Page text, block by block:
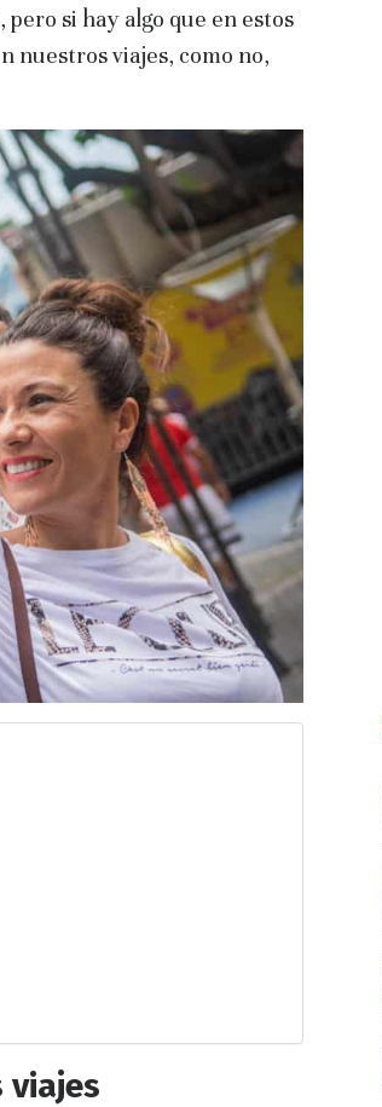
si hay algo que en estos
nuestros viajes, como no,